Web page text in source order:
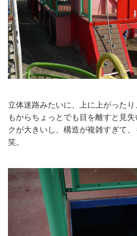
立体迷路みたいに、上に上がった
もからちょっとでも目を離すと見
クが大きいし、構造が複雑すぎて、
笑。